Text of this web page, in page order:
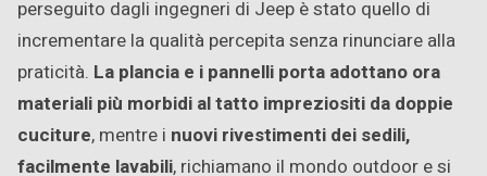
perseguito dagli ingegneri di Jeep è stato quello di
incrementare la qualità percepita senza rinunciare alla
praticità. La plancia e i pannelli porta adottano ora
materiali più morbidi al tatto impreziositi da doppie
cuciture, mentre i nuovi rivestimenti dei sedili,
facilmente lavabili, richiamano il mondo outdoor e si